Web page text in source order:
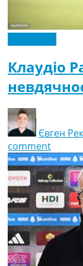
Categories
Головна
Новини
Відео
Конкурс
Логін
Турніри
Клаудіо
Євген
comment